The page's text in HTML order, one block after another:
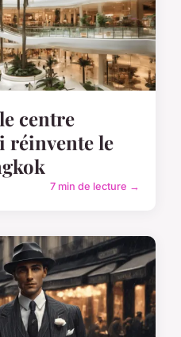
centre
réinvente le
7 min de lecture →